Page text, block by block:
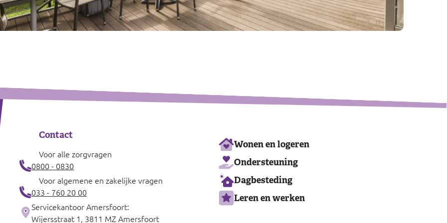
Leaflet|©OpenStreetMapcontributors
Contact
Voor alle zorgvragen
0800 - 0830
Voor algemene en zakelijke vragen
033 - 760 20 00
Servicekantoor Amersfoort:
Wijersstraat 1, 3811 MZ Amersfoort
Ons
aanbod
Wonen en logeren
Ondersteuning
Dagbesteding
Leren en werken